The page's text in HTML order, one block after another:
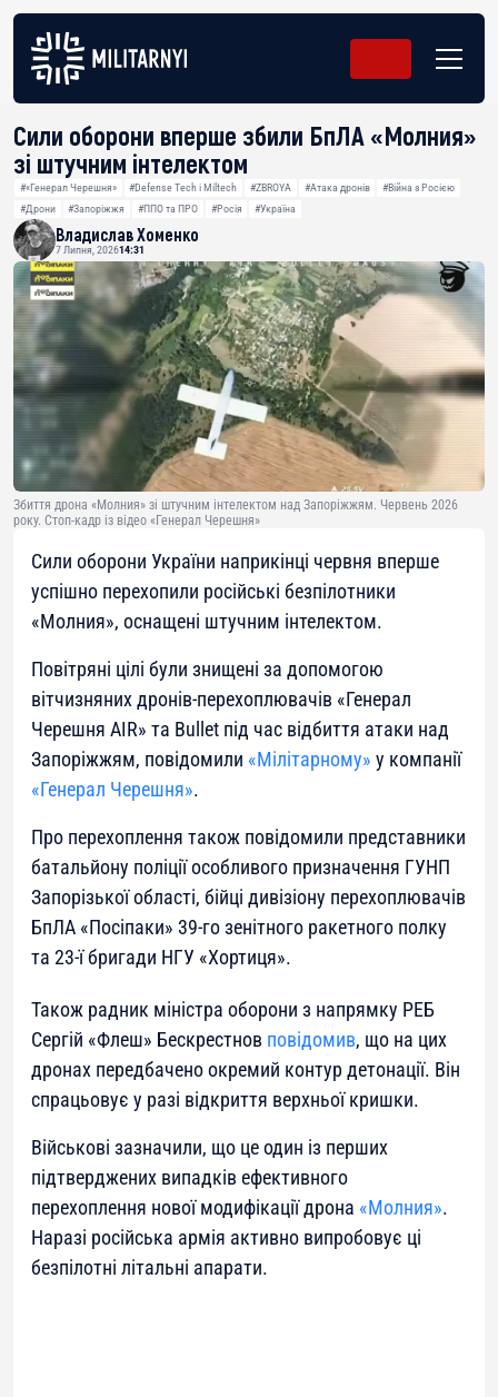
Сили оборони вперше збили БпЛА «Молния»
зі штучним інтелектом
#«Генерал Черешня» #Defense Tech і Miltech #ZBROYA #Атака дронів
#Війна з Росією
#Дрони
#Запоріжжя #ППО та ПРО #Росія #Україна
Владислав Хоменко
7 Липня, 202614:31
Збиття дрона «Молния» зі штучним інтелектом над Запоріжжям. Червень 2026
року. Стоп-кадр із відео «Генерал Черешня»
Сили оборони України наприкінці червня вперше
успішно перехопили російські безпілотники
«Молния», оснащені штучним інтелектом.
Повітряні цілі були знищені за допомогою
вітчизняних дронів-перехоплювачів «Генерал
Черешня AIR» та Bullet під час відбиття атаки над
Запоріжжям, повідомили «Мілітарному» у компанії
«Генерал Черешня».
Про перехоплення також повідомили представники
батальйону поліції особливого призначення ГУНП
Запорізької області, бійці дивізіону перехоплювачів
БпЛА «Посіпаки» 39-го зенітного ракетного полку
та 23-ї бригади НГУ «Хортиця».
Також радник міністра оборони з напрямку РЕБ
Сергій «Флеш» Бескрестнов повідомив, що на цих
дронах передбачено окремий контур детонації. Він
спрацьовує у разі відкриття верхньої кришки.
Військові зазначили, що це один із перших
підтверджених випадків ефективного
перехоплення нової модифікації дрона «Молния».
Наразі російська армія активно випробовує ці
безпілотні літальні апарати.